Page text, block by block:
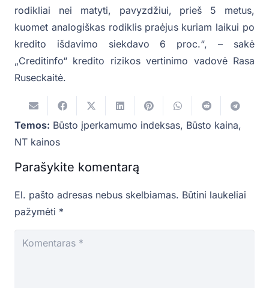
rodikliai nei matyti, pavyzdžiui, prieš 5 metus,
kuomet analogiškas rodiklis praėjus kuriam laikui po
kredito išdavimo siekdavo 6 proc.“, – sakė
„Creditinfo“ kredito rizikos vertinimo vadovė Rasa
Ruseckaitė.
Temos: Būsto įperkamumo indeksas, Būsto kaina,
NT kainos
Parašykite komentarą
El. pašto adresas nebus skelbiamas. Būtini laukeliai
pažymėti *